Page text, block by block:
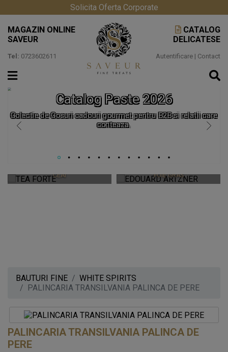
Solicita Oferta Corporate
MAGAZIN ONLINE
SAVEUR
Tel: 0723602611
CATALOG
DELICATESE
Autentificare | Contact
Catalog Paste 2026
Colectie de Cosuri cadouri gourmet pentru B2B si relatii care
conteaza.
TEA FORTE
CEAI
FOIE GRAS
BAUTURI FINE
WHITE SPIRITS
PALINCARIA TRANSILVANIA PALINCA DE PERE
PALINCARIA TRANSILVANIA PALINCA DE
PERE